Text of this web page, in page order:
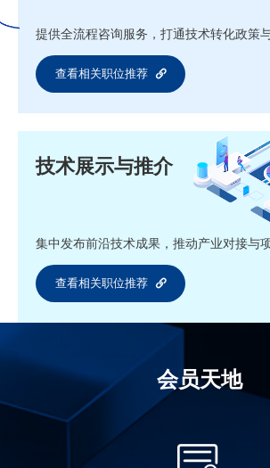
提供全流程咨询服务，打通技术转化政策
查看相关职位推荐
技术展示与推介
集中发布前沿技术成果，推动产业对接与项
查看相关职位推荐
会员天地